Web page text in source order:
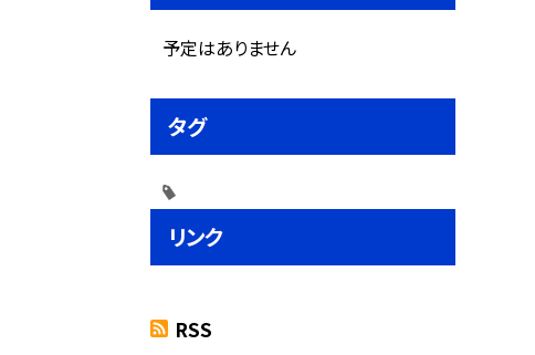
予定はありません
タグ
リンク
RSS